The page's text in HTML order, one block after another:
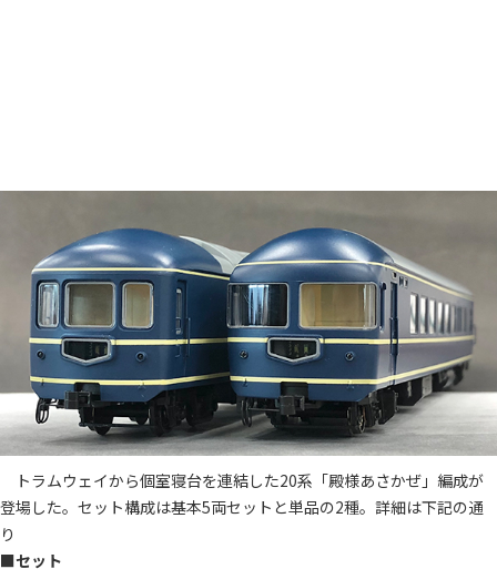
トラムウェイから個室寝台を連結した20系「殿様あさかぜ」編成が
登場した。セット構成は基本5両セットと単品の2種。詳細は下記の通
り
■セット